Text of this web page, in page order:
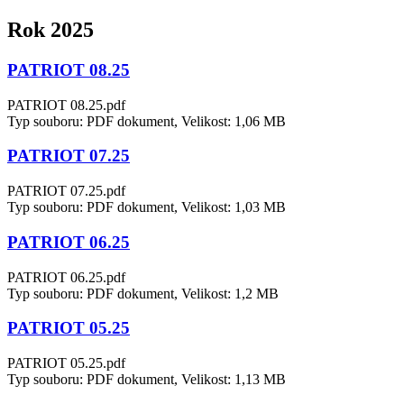
Rok 2025
PATRIOT 08.25
PATRIOT 08.25.pdf
Typ souboru: PDF dokument, Velikost: 1,06 MB
PATRIOT 07.25
PATRIOT 07.25.pdf
Typ souboru: PDF dokument, Velikost: 1,03 MB
PATRIOT 06.25
PATRIOT 06.25.pdf
Typ souboru: PDF dokument, Velikost: 1,2 MB
PATRIOT 05.25
PATRIOT 05.25.pdf
Typ souboru: PDF dokument, Velikost: 1,13 MB